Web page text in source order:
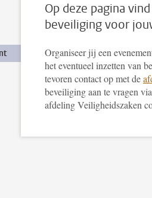
Op deze pagina
beveiliging voor
Organiseer jij een
het eventueel inzetten van
tevoren contact op met de
beveiliging aan te vragen
afdeling Veiligheidszaken